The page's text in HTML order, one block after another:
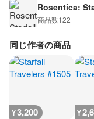
Rosentica:
商品数122
同じ作者の商品
¥3,200 ¥